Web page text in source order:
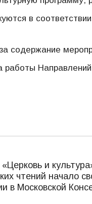
в
содержание
работы
и
чтений начало
в Московской